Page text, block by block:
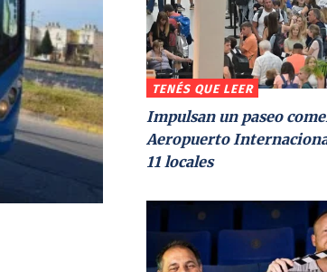
TENÉS QUE LEER
Impulsan un paseo
Aeropuerto
11 locales